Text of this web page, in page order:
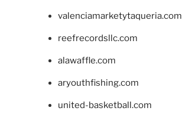
valenciamarketytaqueria.com
reefrecordsllc.com
alawaffle.com
aryouthfishing.com
united-basketball.com